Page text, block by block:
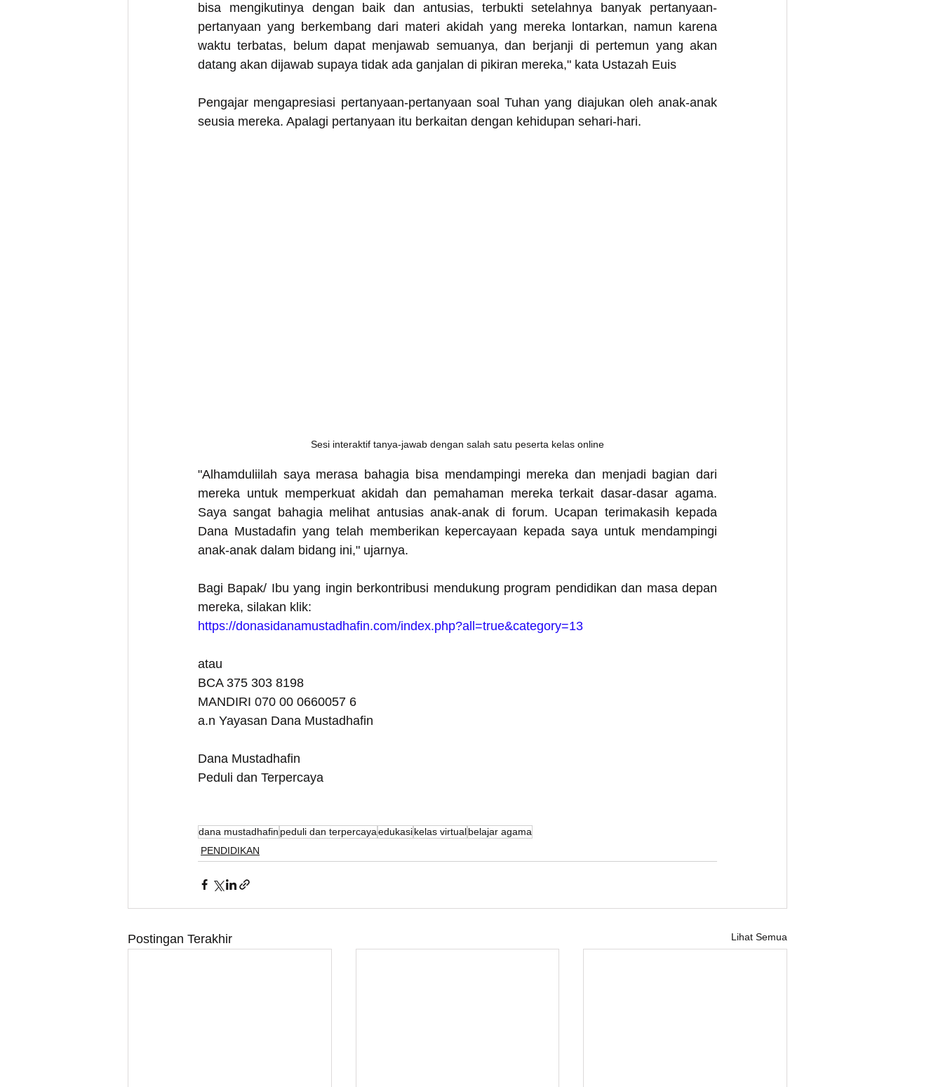
bisa mengikutinya dengan baik dan antusias, terbukti setelahnya banyak pertanyaan-
pertanyaan yang berkembang dari materi akidah yang mereka lontarkan, namun karena
waktu terbatas, belum dapat menjawab semuanya, dan berjanji di pertemun yang akan
datang akan dijawab supaya tidak ada ganjalan di pikiran mereka," kata Ustazah Euis
Pengajar mengapresiasi pertanyaan-pertanyaan soal Tuhan yang diajukan oleh anak-anak
seusia mereka. Apalagi pertanyaan itu berkaitan dengan kehidupan sehari-hari.
Sesi interaktif tanya-jawab dengan salah satu peserta kelas online
"Alhamduliilah saya merasa bahagia bisa mendampingi mereka dan menjadi bagian dari
mereka untuk memperkuat akidah dan pemahaman mereka terkait dasar-dasar agama.
Saya sangat bahagia melihat antusias anak-anak di forum. Ucapan terimakasih kepada
Dana Mustadafin yang telah memberikan kepercayaan kepada saya untuk mendampingi
anak-anak dalam bidang ini," ujarnya.
Bagi Bapak/ Ibu yang ingin berkontribusi mendukung program pendidikan dan masa depan
mereka, silakan klik:
https://donasidanamustadhafin.com/index.php?all=true&category=13
atau
BCA 375 303 8198
MANDIRI 070 00 0660057 6
a.n Yayasan Dana Mustadhafin
Dana Mustadhafin
Peduli dan Terpercaya
dana mustadhafin peduli dan terpercayaedukasikelas virtualbelajar agama
PENDIDIKAN
Postingan Terakhir Lihat Semua